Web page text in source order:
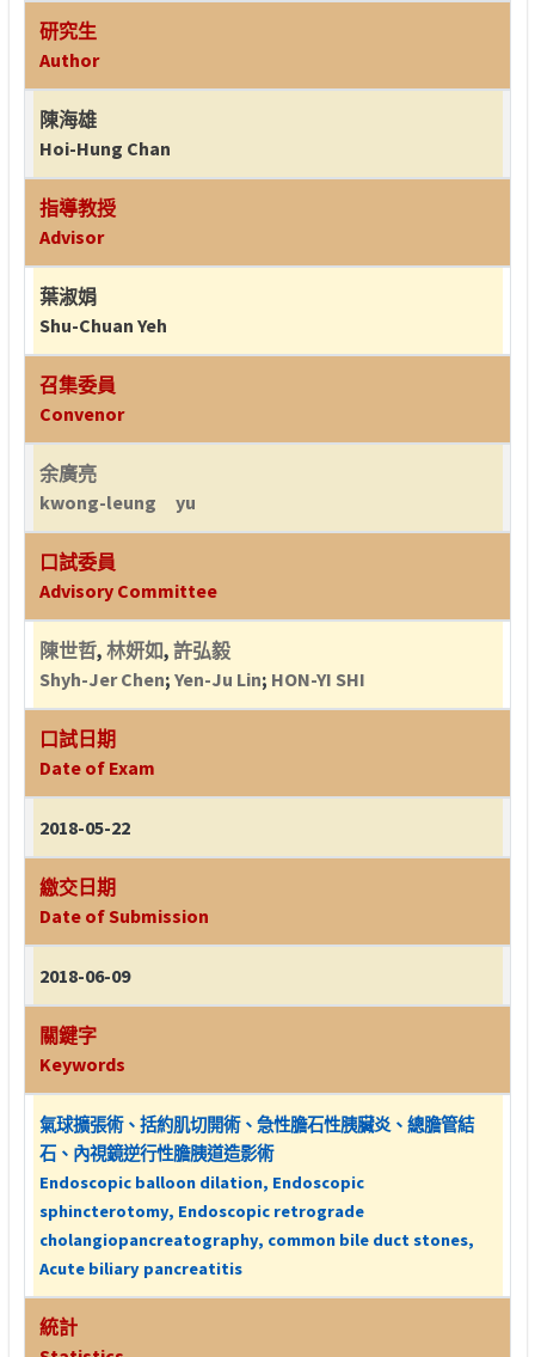
研究生
Author
陳海雄
Hoi-Hung Chan
指導教授
Advisor
葉淑娟
Shu-Chuan Yeh
召集委員
Convenor
余廣亮
kwong-leung yu
口試委員
Advisory Committee
陳世哲, 林妍如, 許弘毅
Shyh-Jer Chen; Yen-Ju Lin; HON-YI SHI
口試日期
Date of Exam
2018-05-22
繳交日期
Date of Submission
2018-06-09
關鍵字
Keywords
氣球擴張術、括約肌切開術、急性膽石性胰臟炎、總膽管結
石、內視鏡逆行性膽胰道造影術
Endoscopic balloon dilation, Endoscopic
sphincterotomy, Endoscopic retrograde
cholangiopancreatography, common bile duct stones,
Acute biliary pancreatitis
統計